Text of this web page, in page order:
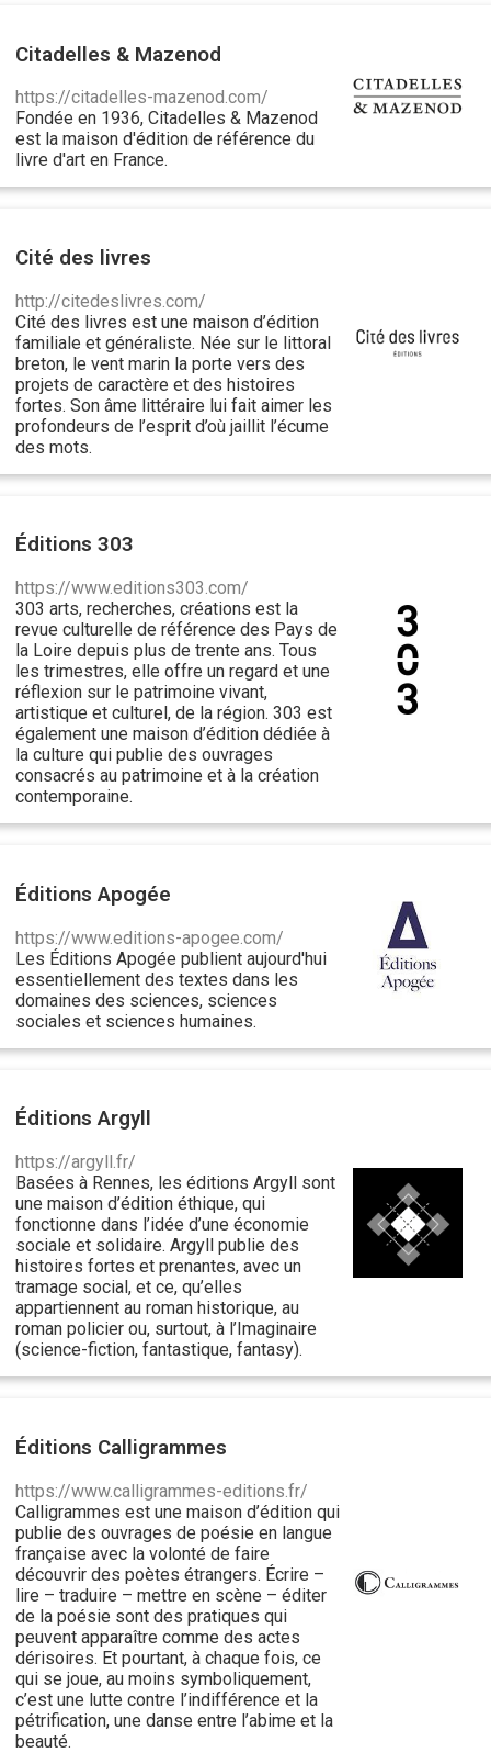
Citadelles & Mazenod
https://citadelles-mazenod.com/
Fondée en 1936, Citadelles & Mazenod
est la maison d'édition de référence du
livre d'art en France.
Cité des livres
http://citedeslivres.com/
Cité des livres est une maison d’édition
familiale et généraliste. Née sur le littoral
breton, le vent marin la porte vers des
projets de caractère et des histoires
fortes. Son âme littéraire lui fait aimer les
profondeurs de l’esprit d’où jaillit l’écume
des mots.
Éditions 303
https://www.editions303.com/
303 arts, recherches, créations est la
revue culturelle de référence des Pays de
la Loire depuis plus de trente ans. Tous
les trimestres, elle offre un regard et une
réflexion sur le patrimoine vivant,
artistique et culturel, de la région. 303 est
également une maison d’édition dédiée à
la culture qui publie des ouvrages
consacrés au patrimoine et à la création
contemporaine.
Éditions Apogée
https://www.editions-apogee.com/
Les Éditions Apogée publient aujourd'hui
essentiellement des textes dans les
domaines des sciences, sciences
sociales et sciences humaines.
Éditions Argyll
https://argyll.fr/
Basées à Rennes, les éditions Argyll sont
une maison d’édition éthique, qui
fonctionne dans l’idée d’une économie
sociale et solidaire. Argyll publie des
histoires fortes et prenantes, avec un
tramage social, et ce, qu’elles
appartiennent au roman historique, au
roman policier ou, surtout, à l’Imaginaire
(science-fiction, fantastique, fantasy).
Éditions Calligrammes
https://www.calligrammes-editions.fr/
Calligrammes est une maison d’édition qui
publie des ouvrages de poésie en langue
française avec la volonté de faire
découvrir des poètes étrangers. Écrire –
lire – traduire – mettre en scène – éditer
de la poésie sont des pratiques qui
peuvent apparaître comme des actes
dérisoires. Et pourtant, à chaque fois, ce
qui se joue, au moins symboliquement,
c’est une lutte contre l’indifférence et la
pétrification, une danse entre l’abime et la
beauté.